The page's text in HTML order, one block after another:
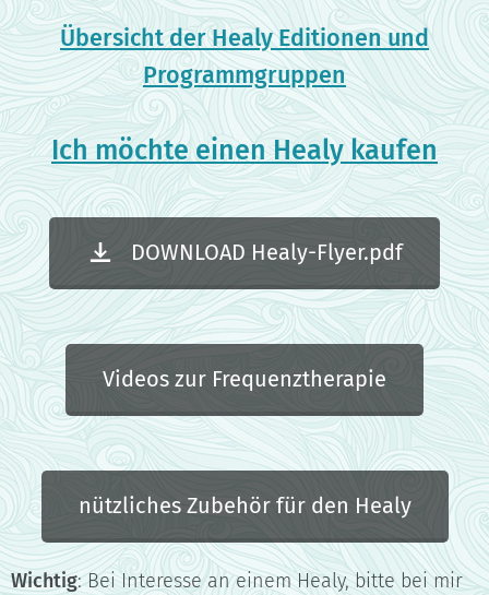
Übersicht der Healy Editionen und
Programmgruppen
Ich möchte einen Healy kaufen
DOWNLOAD Healy-Flyer.pdf
Videos zur Frequenztherapie
nützliches Zubehör für den Healy
Wichtig: Bei Interesse an einem Healy, bitte bei mir